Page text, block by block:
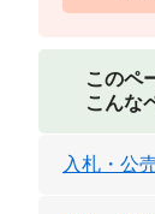
このペ
こんな
入札・公